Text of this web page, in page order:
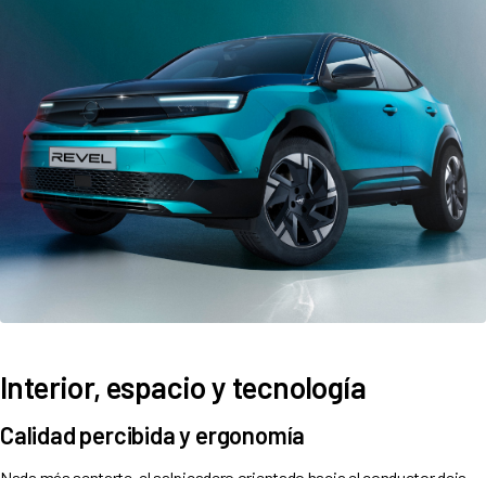
Interior, espacio y tecnología
Calidad percibida y ergonomía